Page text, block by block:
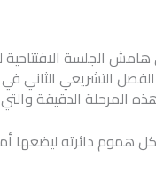
هامش الجلسة
الفصل التشريعي
الدقيقة والتي
هموم دائرته